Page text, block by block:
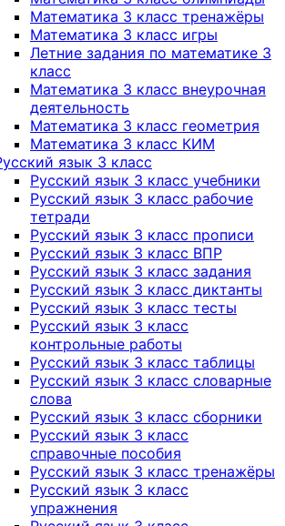
Математика 3 класс тренажёры
Математика 3 класс игры
Летние задания по математике 3
класс
Математика 3 класс внеурочная
деятельность
Математика 3 класс геометрия
Математика 3 класс КИМ
язык 3 класс
Русский язык 3 класс учебники
Русский язык 3 класс рабочие
тетради
Русский язык 3 класс прописи
Русский язык 3 класс ВПР
Русский язык 3 класс задания
Русский язык 3 класс диктанты
Русский язык 3 класс тесты
Русский язык 3 класс
контрольные работы
Русский язык 3 класс таблицы
Русский язык 3 класс словарные
слова
Русский язык 3 класс сборники
Русский язык 3 класс
справочные пособия
Русский язык 3 класс тренажёры
Русский язык 3 класс
упражнения